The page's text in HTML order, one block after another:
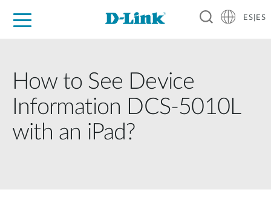
ES|ES
How to See Device
Information DCS-5010L
with an iPad?